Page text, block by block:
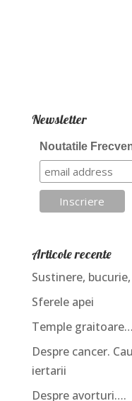
Newsletter
Noutatile
Articole recente
Sustinere,
Sferele apei
Temple
Despre cancer.
iertarii
Despre avorturi….